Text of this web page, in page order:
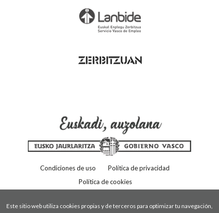
Condiciones de uso
Política de privacidad
Política de cookies
Este sitio web utiliza cookies propias y de terceros para optimizar tu navegación,